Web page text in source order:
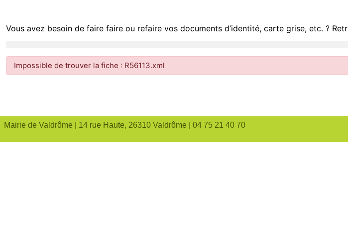
Vous avez besoin de faire faire ou refaire vos documents d’identité, carte grise, etc. ?
Impossible de trouver la fiche : R56113.xml
Mairie de Valdrôme | 14 rue Haute, 26310 Valdrôme | 04 75 21 40 70